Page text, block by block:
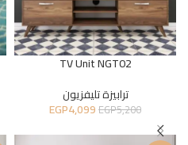
TV Unit NGT02
ترابيزة تليفزيون
EGP5,200
EGP4,099